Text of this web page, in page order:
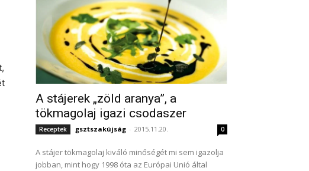
A stájerek „zöld aranya”, a
tökmagolaj igazi csodaszer
Receptek gsztszakújság - 2015.11.20. 0
A stájer tökmagolaj kiváló minőségét mi sem igazolja
jobban, mint hogy 1998 óta az Európai Unió által